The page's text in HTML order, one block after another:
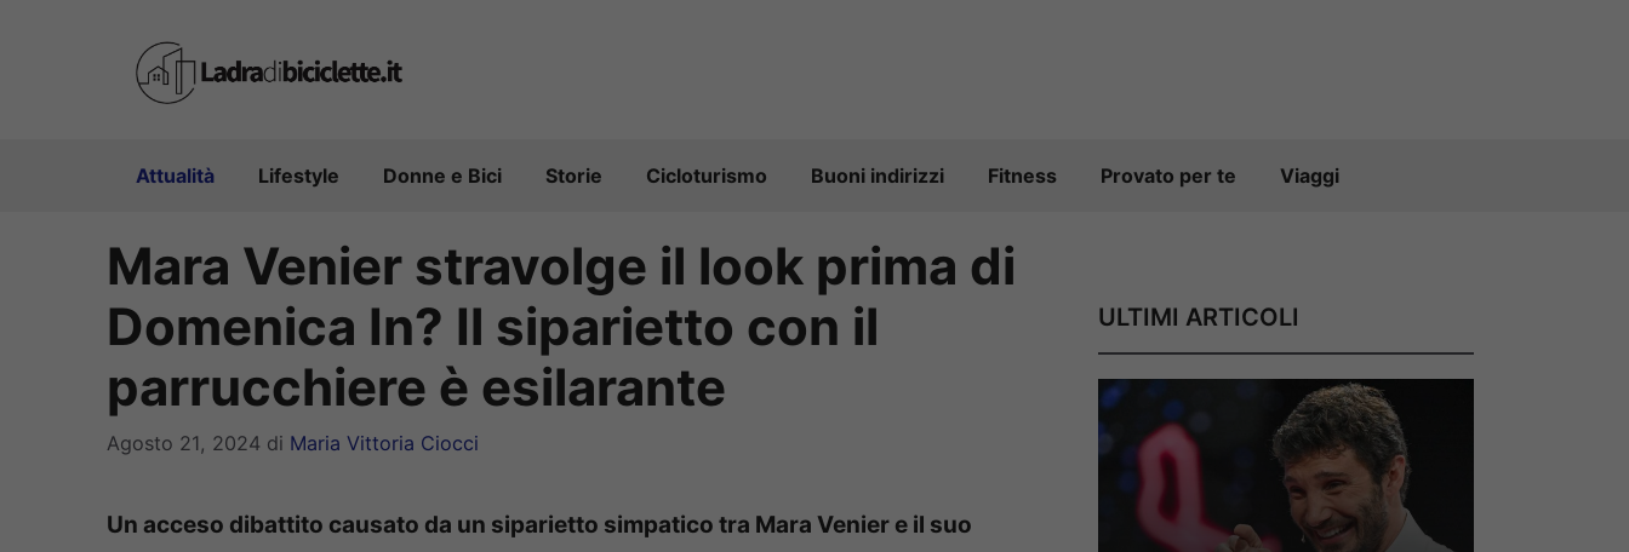
Attualità Lifestyle Donne e Bici Storie Cicloturismo Buoni indirizzi Fitness Provato per te Viaggi
Mara Venier stravolge il look prima di
Domenica In? Il siparietto con il
parrucchiere è esilarante
Agosto 21, 2024 di Maria Vittoria Ciocci
Un acceso dibattito causato da un siparietto simpatico tra Mara Venier e il suo
ULTIMI ARTICOLI